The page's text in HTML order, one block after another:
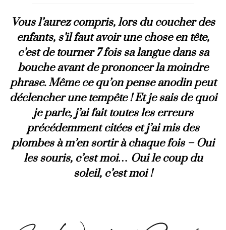
Vous l’aurez compris, lors du coucher des
enfants, s’il faut avoir une chose en tête,
c’est de tourner 7 fois sa langue dans sa
bouche avant de prononcer la moindre
phrase. Même ce qu’on pense anodin peut
déclencher une tempête ! Et je sais de quoi
je parle, j’ai fait toutes les erreurs
précédemment citées et j’ai mis des
plombes à m’en sortir à chaque fois – Oui
les souris, c’est moi… Oui le coup du
soleil, c’est moi !